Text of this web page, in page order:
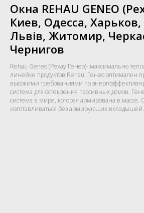
Окна REHAU GENEO
Киев, Одесса,
Львів, Житомир,
Чернигов
Rehau Geneo (Рехау Генео)- максимально
линейке продуктов Rehau. Генео оптимален
высокими требованиями по
система для остекления пассивных домов.
система в мире, которая армирована в массе.
изготавливаться без армирующих вкладышей.